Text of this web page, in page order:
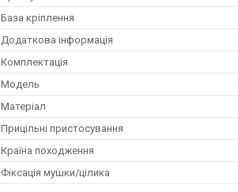
База кріплення
Додаткова інформація
Комплектація
Мoдель
Матеріал
Прицільні пристосування
Країна походження
Фіксація мушки/цілика